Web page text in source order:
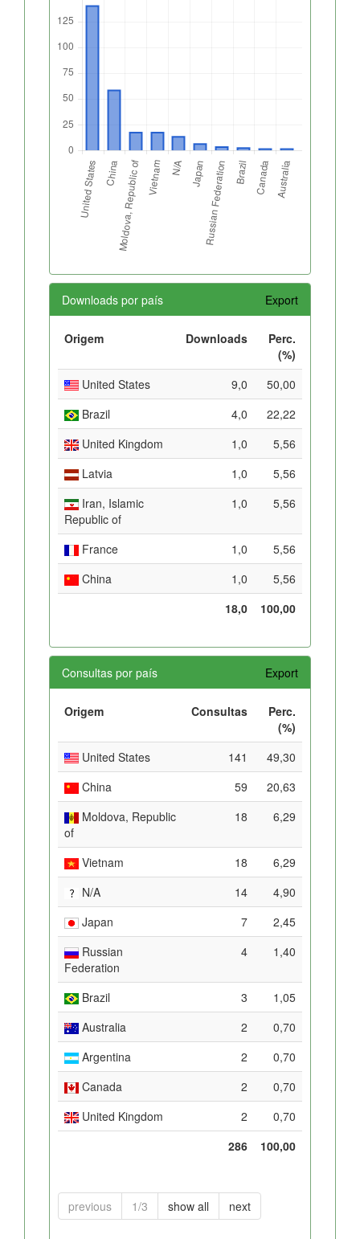
Downloads por país Export
Origem Downloads
Perc.
(%)
United States
9,0
50,00
Brazil
4,0
22,22
United Kingdom
1,0
5,56
Latvia
1,0
5,56
Iran, Islamic
Republic of
1,0 5,56
France 1,0
5,56
China
1,0
5,56
18,0
100,00
Consultas por país Export
Origem Consultas
Perc.
(%)
United States
141
49,30
China
59
20,63
Moldova, Republic
of
18 6,29
Vietnam 18
6,29
N/A
14
4,90
Japan
7
2,45
Russian
Federation
4 1,40
Brazil 3
1,05
Australia
2
0,70
Argentina
2
0,70
Canada
2
0,70
United Kingdom
2
0,70
286
100,00
previous 1/3 show all next